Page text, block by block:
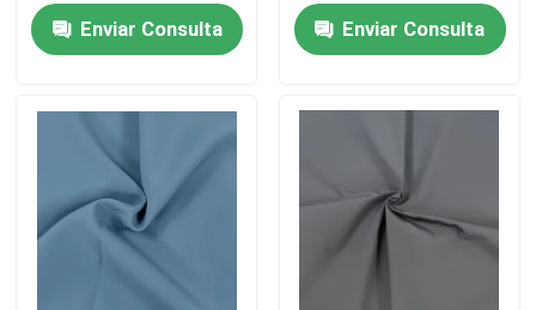
Productos
Enviar Consulta Enviar Consulta